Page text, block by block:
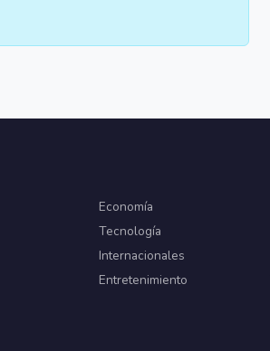
Economía
Tecnología
Internacionales
Entretenimiento